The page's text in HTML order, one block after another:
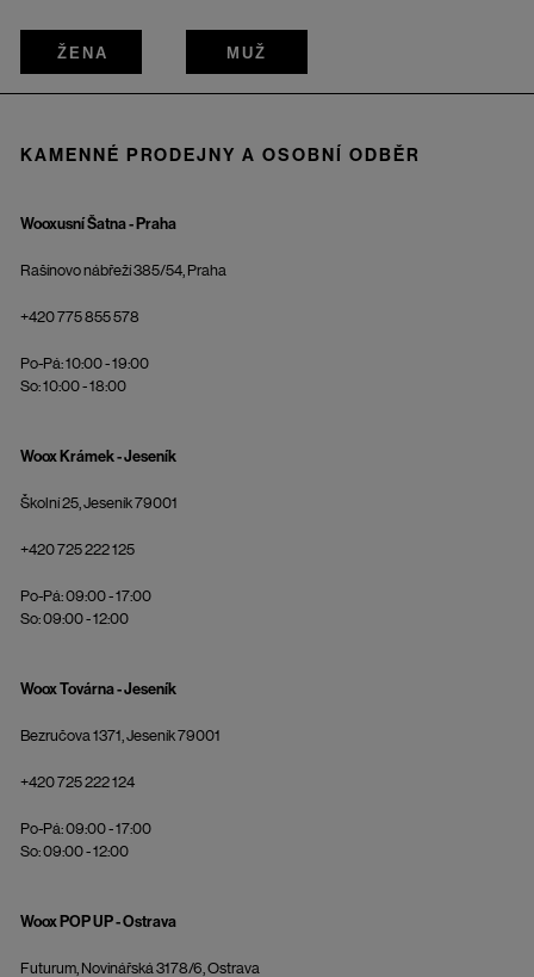
ŽENA MUŽ
KAMENNÉ PRODEJNY A OSOBNÍ ODBĚR
Wooxusní Šatna - Praha
Rašínovo nábřeží 385/54, Praha
+420 775 855 578
Po-Pá: 10:00 - 19:00
So: 10:00 - 18:00
Woox Krámek - Jeseník
Školní 25, Jeseník 79001
+420 725 222 125
Po-Pá: 09:00 - 17:00
So: 09:00 - 12:00
Woox Továrna - Jeseník
Bezručova 1371, Jeseník 79001
+420 725 222 124
Po-Pá: 09:00 - 17:00
So: 09:00 - 12:00
Woox POP UP - Ostrava
Futurum, Novinářská 3178/6, Ostrava